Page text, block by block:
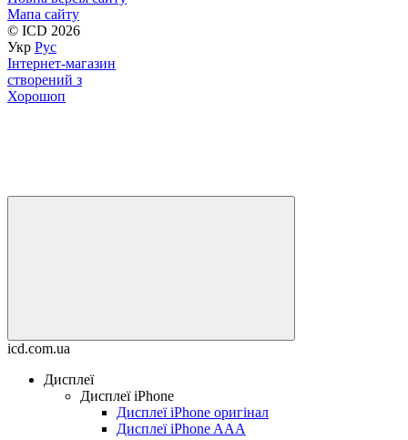
Мапа сайту
© ICD 2026
Укр Рус
Інтернет-магазин
створений з
Хорошоп
icd.com.ua
Дисплеї
Дисплеї iPhone
Дисплеї iPhone оригінал
Дисплеї iPhone AAA